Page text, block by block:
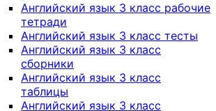
Английский язык 3 класс рабочие
тетради
Английский язык 3 класс тесты
Английский язык 3 класс
сборники
Английский язык 3 класс
таблицы
Английский язык 3 класс